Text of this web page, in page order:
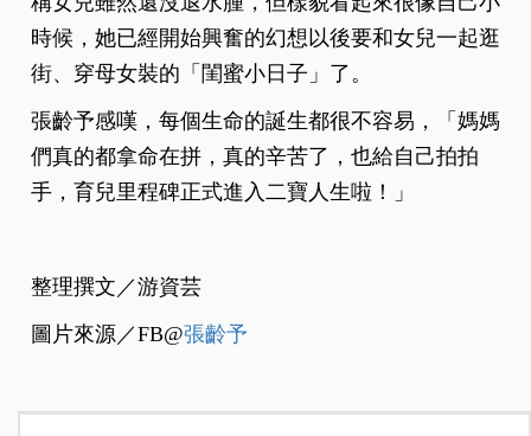
時候，她已經開始興奮的幻想以後要和女兒一起逛
街、穿母女裝的「閨蜜小日子」了。
張齡予感嘆，每個生命的誕生都很不容易，「媽媽
們真的都拿命在拼，真的辛苦了，也給自己拍拍
手，育兒里程碑正式進入二寶人生啦！」
整理撰文／游資芸
圖片來源／FB@張齡予